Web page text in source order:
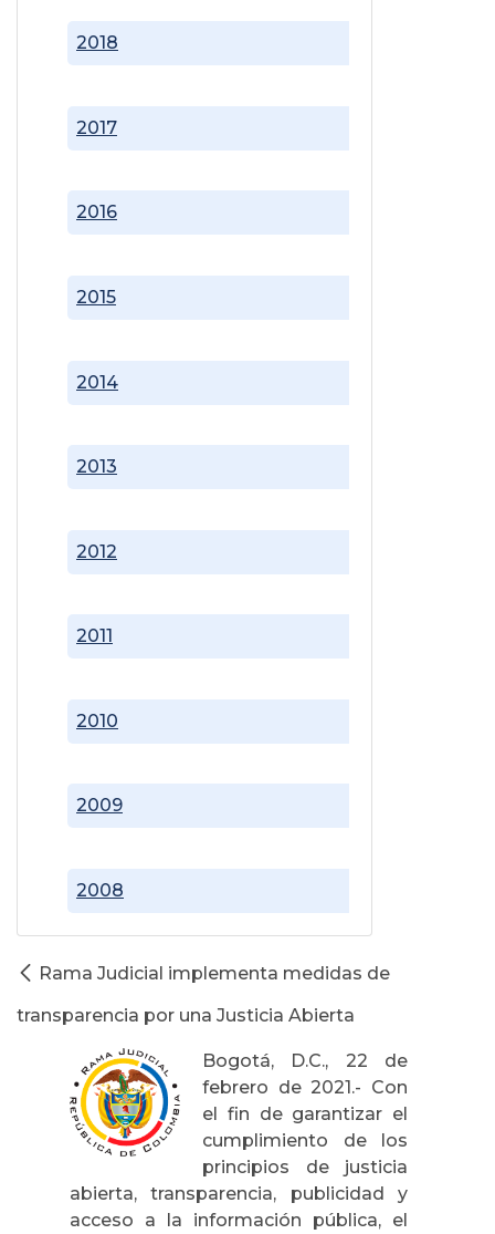
2008
2009
2010
2011
2012
2013
2014
2015
2016
2017
2018
Rama Judicial implementa medidas de
transparencia por una Justicia Abierta
Bogotá, D.C., 22 de
febrero de 2021.- Con
el fin de garantizar el
cumplimiento de los
principios de justicia
abierta, transparencia, publicidad y
acceso a la información pública, el